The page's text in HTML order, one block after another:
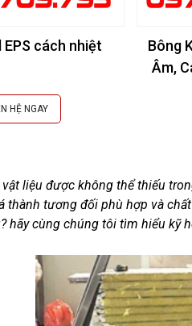
EPS cách nhiệt
HỆ NGAY
Bông
Âm,
vật liệu được không thể thiếu
thành tương đối phù hợp và
hãy cùng chúng tôi tìm hiểu kỹ